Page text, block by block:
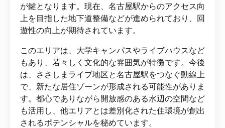
が鍵となります。現在、名古屋駅からのアクセス向
上を目指した地下道整備などが進められており、回
遊性の向上が期待されています。
このエリアは、大学キャンパスやライブハウスなど
もあり、若々しく文化的な雰囲気が特徴です。今後
は、ささしまライブ地区と名古屋駅をつなぐ動線上
で、新たな居住ゾーンが形成される可能性がありま
す。都心でありながら開放感のある水辺の空間など
も活用し、他エリアとは差別化された住環境が創出
されるポテンシャルを秘めています。